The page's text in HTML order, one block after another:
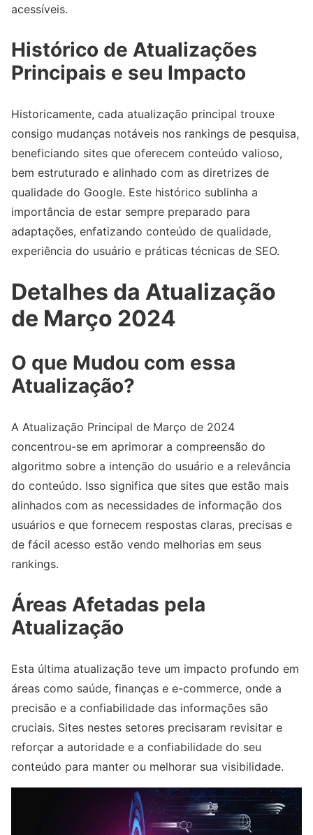
acessíveis.
Histórico de Atualizações
Principais e seu Impacto
Historicamente, cada atualização principal trouxe
consigo mudanças notáveis nos rankings de pesquisa,
beneficiando sites que oferecem conteúdo valioso,
bem estruturado e alinhado com as diretrizes de
qualidade do Google. Este histórico sublinha a
importância de estar sempre preparado para
adaptações, enfatizando conteúdo de qualidade,
experiência do usuário e práticas técnicas de SEO.
Detalhes da Atualização
de Março 2024
O que Mudou com essa
Atualização?
A Atualização Principal de Março de 2024
concentrou-se em aprimorar a compreensão do
algoritmo sobre a intenção do usuário e a relevância
do conteúdo. Isso significa que sites que estão mais
alinhados com as necessidades de informação dos
usuários e que fornecem respostas claras, precisas e
de fácil acesso estão vendo melhorias em seus
rankings.
Áreas Afetadas pela
Atualização
Esta última atualização teve um impacto profundo em
áreas como saúde, finanças e e-commerce, onde a
precisão e a confiabilidade das informações são
cruciais. Sites nestes setores precisaram revisitar e
reforçar a autoridade e a confiabilidade do seu
conteúdo para manter ou melhorar sua visibilidade.